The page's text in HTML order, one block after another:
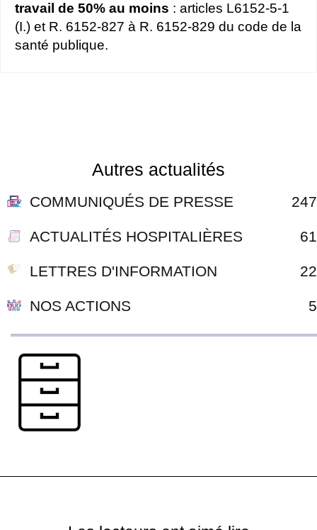
travail de 50% au moins : articles L6152-5-1
(I.) et R. 6152-827 à R. 6152-829 du code de la
santé publique.
Autres actualités
COMMUNIQUÉS DE PRESSE 247
ACTUALITÉS HOSPITALIÈRES 61
LETTRES D'INFORMATION 22
NOS ACTIONS 5